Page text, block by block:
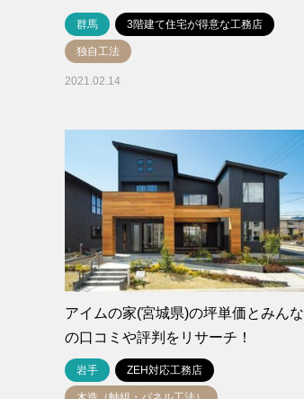
群馬 3階建て住宅が得意な工務店
独自工法
2021.02.14
アイムの家(宮城県)の坪単価とみんな
の口コミや評判をリサーチ！
岩手 ZEH対応工務店